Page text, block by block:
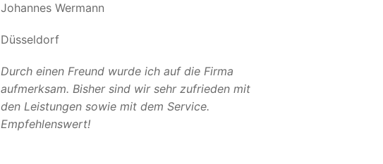
Johannes Wermann
Düsseldorf
Durch einen Freund wurde ich auf die Firma
aufmerksam. Bisher sind wir sehr zufrieden mit
den Leistungen sowie mit dem Service.
Empfehlenswert!